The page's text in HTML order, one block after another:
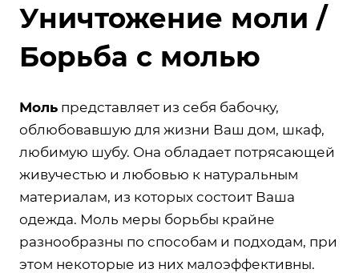
Уничтожение моли /
Борьба с молью
Моль представляет из себя бабочку,
облюбовавшую для жизни Ваш дом, шкаф,
любимую шубу. Она обладает потрясающей
живучестью и любовью к натуральным
материалам, из которых состоит Ваша
одежда. Моль меры борьбы крайне
разнообразны по способам и подходам, при
этом некоторые из них малоэффективны.